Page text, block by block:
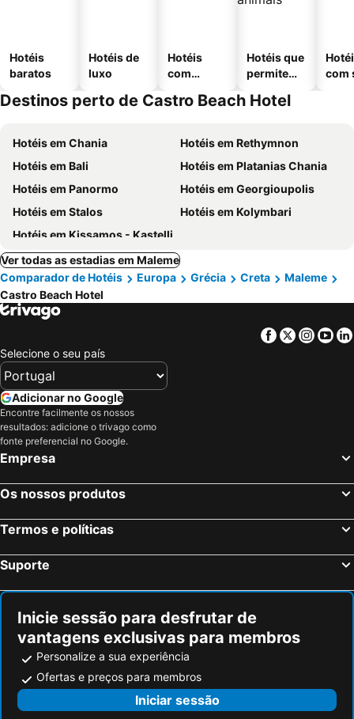
Hotéis
baratos
Hotéis de
luxo
Hotéis
com
Hotéis que
permitem
com
Destinos perto de Castro Beach Hotel
Hotéis em Chania
Hotéis em Rethymnon
Hotéis em Bali
Hotéis em Platanias Chania
Hotéis em Panormo
Hotéis em Georgioupolis
Hotéis em Stalos
Hotéis em Kolymbari
Hotéis em Kissamos - Kastelli
Ver todas as estadias em Maleme
Comparador de Hotéis
Europa Grécia Creta
Maleme
Castro Beach Hotel
Facebook
Twitter
Selecione o seu país
Adicionar no Google
Encontre facilmente os nossos
resultados: adicione o trivago como
fonte preferencial no Google.
Empresa
Os nossos produtos
Termos e políticas
Suporte
Inicie sessão para desfrutar de
vantagens exclusivas para membros
Personalize a sua experiência
Ofertas e preços para membros
Iniciar sessão